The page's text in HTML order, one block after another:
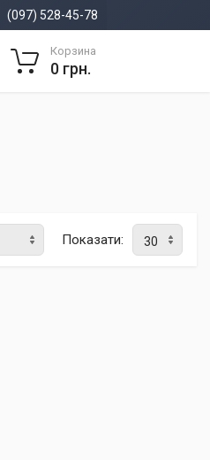
(097) 528-45-78
Корзина
0 грн.
Показати: